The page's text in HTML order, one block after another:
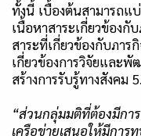
ทั้งนี้ เบื้องต้นสามารถแ
เนื้อหาสาระเกี่ยวข้องกั
สาระที่เกี่ยวข้องกับภาร
เกี่ยวข้องการวิจัยและพั
สร้างการรับรู้ทางสังคม 5.
“ส่วนกลุ่มมติที่ต้องมีกา
เครือข่ายเสนอให้มีกา